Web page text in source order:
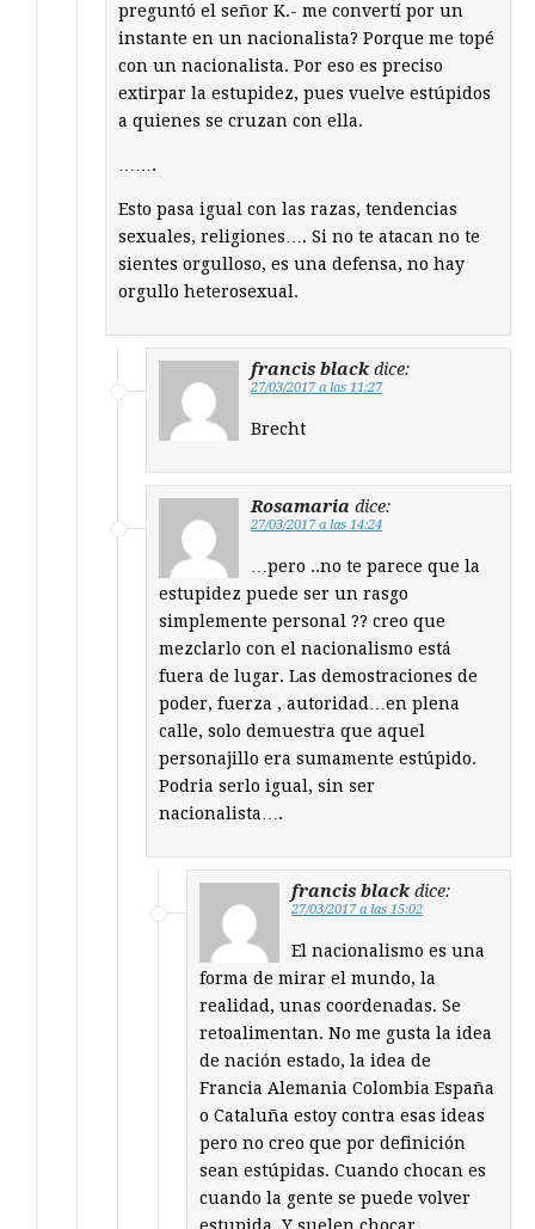
preguntó el señor K.- me convertí por un
instante en un nacionalista? Porque me topé
con un nacionalista. Por eso es preciso
extirpar la estupidez, pues vuelve estúpidos
a quienes se cruzan con ella.
…….
Esto pasa igual con las razas, tendencias
sexuales, religiones…. Si no te atacan no te
sientes orgulloso, es una defensa, no hay
orgullo heterosexual.
francis black dice:
27/03/2017 a las 11:27
Brecht
Rosamaria dice:
27/03/2017 a las 14:24
…pero ..no te parece que la
estupidez puede ser un rasgo
simplemente personal ?? creo que
mezclarlo con el nacionalismo está
fuera de lugar. Las demostraciones de
poder, fuerza , autoridad…en plena
calle, solo demuestra que aquel
personajillo era sumamente estúpido.
Podria serlo igual, sin ser
nacionalista….
francis black dice:
27/03/2017 a las 15:02
El nacionalismo es una
forma de mirar el mundo, la
realidad, unas coordenadas. Se
retoalimentan. No me gusta la idea
de nación estado, la idea de
Francia Alemania Colombia España
o Cataluña estoy contra esas ideas
pero no creo que por definición
sean estúpidas. Cuando chocan es
cuando la gente se puede volver